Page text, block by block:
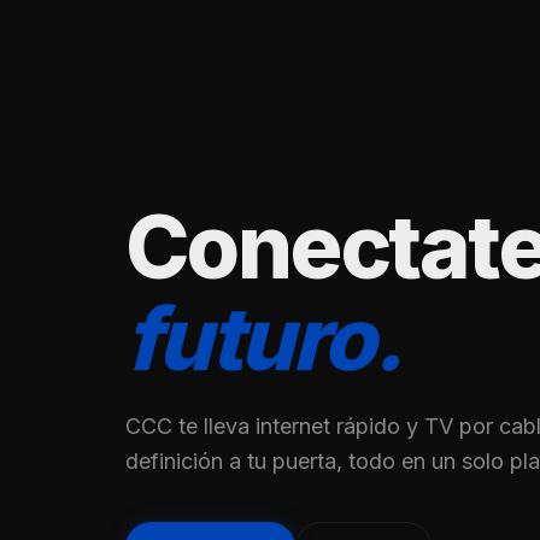
futuro.
CCC te lleva internet rápido y TV por
definición a tu puerta, todo en un solo